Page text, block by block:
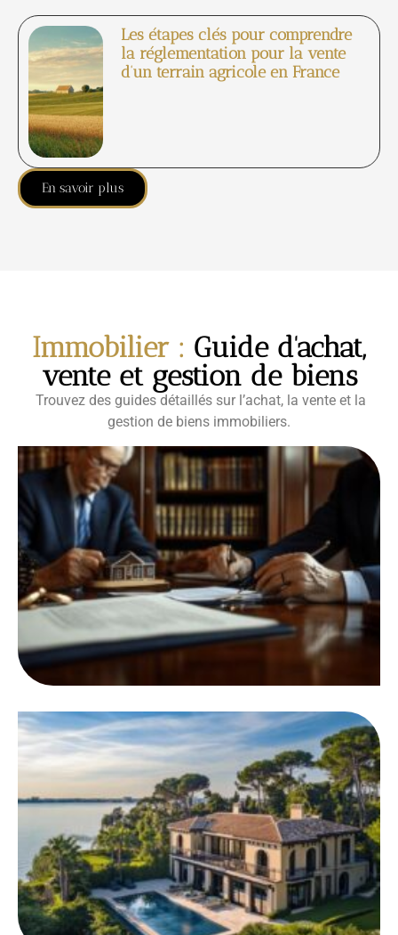
Les étapes clés pour comprendre
la réglementation pour la vente
d’un terrain agricole en France
En savoir plus
Immobilier : Guide d'achat,
vente et gestion de biens
Trouvez des guides détaillés sur l’achat, la vente et la
gestion de biens immobiliers.